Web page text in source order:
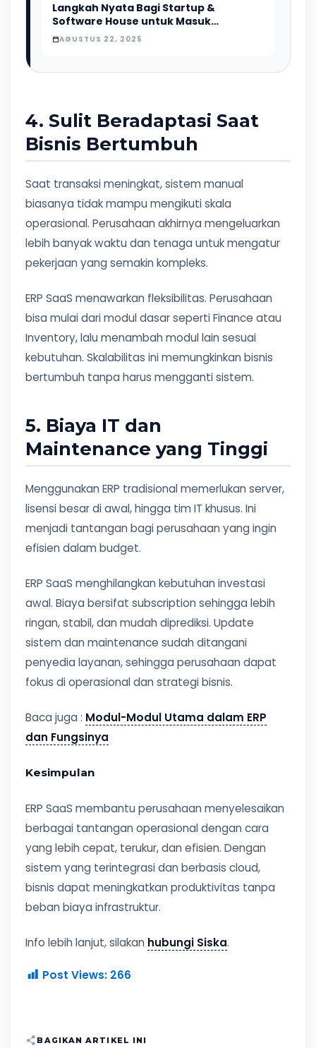
Langkah Nyata Bagi Startup &
Software House untuk Masuk
Ekosistem AI Nasional
AGUSTUS 22, 2025
4. Sulit Beradaptasi Saat
Bisnis Bertumbuh
Saat transaksi meningkat, sistem manual
biasanya tidak mampu mengikuti skala
operasional. Perusahaan akhirnya mengeluarkan
lebih banyak waktu dan tenaga untuk mengatur
pekerjaan yang semakin kompleks.
ERP SaaS menawarkan fleksibilitas. Perusahaan
bisa mulai dari modul dasar seperti Finance atau
Inventory, lalu menambah modul lain sesuai
kebutuhan. Skalabilitas ini memungkinkan bisnis
bertumbuh tanpa harus mengganti sistem.
5. Biaya IT dan
Maintenance yang Tinggi
Menggunakan ERP tradisional memerlukan server,
lisensi besar di awal, hingga tim IT khusus. Ini
menjadi tantangan bagi perusahaan yang ingin
efisien dalam budget.
ERP SaaS menghilangkan kebutuhan investasi
awal. Biaya bersifat subscription sehingga lebih
ringan, stabil, dan mudah diprediksi. Update
sistem dan maintenance sudah ditangani
penyedia layanan, sehingga perusahaan dapat
fokus di operasional dan strategi bisnis.
Baca juga : Modul-Modul Utama dalam ERP
dan Fungsinya
Kesimpulan
ERP SaaS membantu perusahaan menyelesaikan
berbagai tantangan operasional dengan cara
yang lebih cepat, terukur, dan efisien. Dengan
sistem yang terintegrasi dan berbasis cloud,
bisnis dapat meningkatkan produktivitas tanpa
beban biaya infrastruktur.
Info lebih lanjut, silakan hubungi Siska.
Post Views: 266
BAGIKAN ARTIKEL INI